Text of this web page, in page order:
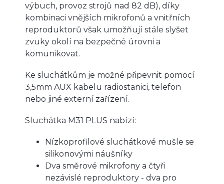
výbuch, provoz strojů nad 82 dB), díky
kombinaci vnějších mikrofonů a vnitřních
reproduktorů však umožňují stále slyšet
zvuky okolí na bezpečné úrovni a
komunikovat.
Ke sluchátkům je možné připevnit pomocí
3,5mm AUX kabelu radiostanici, telefon
nebo jiné externí zařízení.
Sluchátka M31 PLUS nabízí:
Nízkoprofilové sluchátkové mušle se
silikonovými náušníky
Dva směrové mikrofony a čtyři
nezávislé reproduktory - dva pro